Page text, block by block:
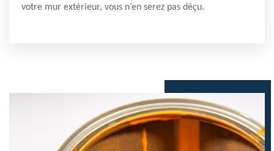
votre mur extérieur, vous n’en serez pas déçu.